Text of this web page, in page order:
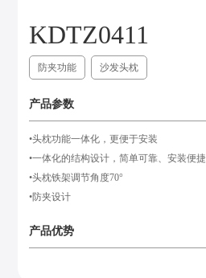
KDTZ0411
防夹功能 沙发头枕
产品参数
•头枕功能一体化，更便于安装
•一体化的结构设计，简单可靠、安装便捷
•头枕铁架调节角度70°
•防夹设计
产品优势